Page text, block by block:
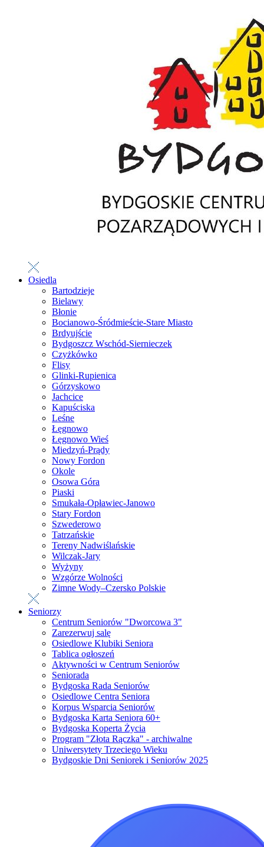
Osiedla
Bartodzieje
Bielawy
Błonie
Bocianowo-Śródmieście-Stare Miasto
Brdyujście
Bydgoszcz Wschód-Siernieczek
Czyżkówko
Flisy
Glinki-Rupienica
Górzyskowo
Jachcice
Kapuściska
Leśne
Łęgnowo
Łęgnowo Wieś
Miedzyń-Prądy
Nowy Fordon
Okole
Osowa Góra
Piaski
Smukała-Opławiec-Janowo
Stary Fordon
Szwederowo
Tatrzańskie
Tereny Nadwiślańskie
Wilczak-Jary
Wyżyny
Wzgórze Wolności
Zimne Wody–Czersko Polskie
Seniorzy
Centrum Seniorów "Dworcowa 3"
Zarezerwuj salę
Osiedlowe Klubiki Seniora
Tablica ogłoszeń
Aktywności w Centrum Seniorów
Seniorada
Bydgoska Rada Seniorów
Osiedlowe Centra Seniora
Korpus Wsparcia Seniorów
Bydgoska Karta Seniora 60+
Bydgoska Koperta Życia
Program "Złota Rączka" - archiwalne
Uniwersytety Trzeciego Wieku
Bydgoskie Dni Seniorek i Seniorów 2025